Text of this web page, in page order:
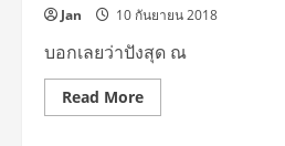
Jan 10 กันยายน 2018
บอกเลยว่าปังสุด ณ
Read MoreRead
more